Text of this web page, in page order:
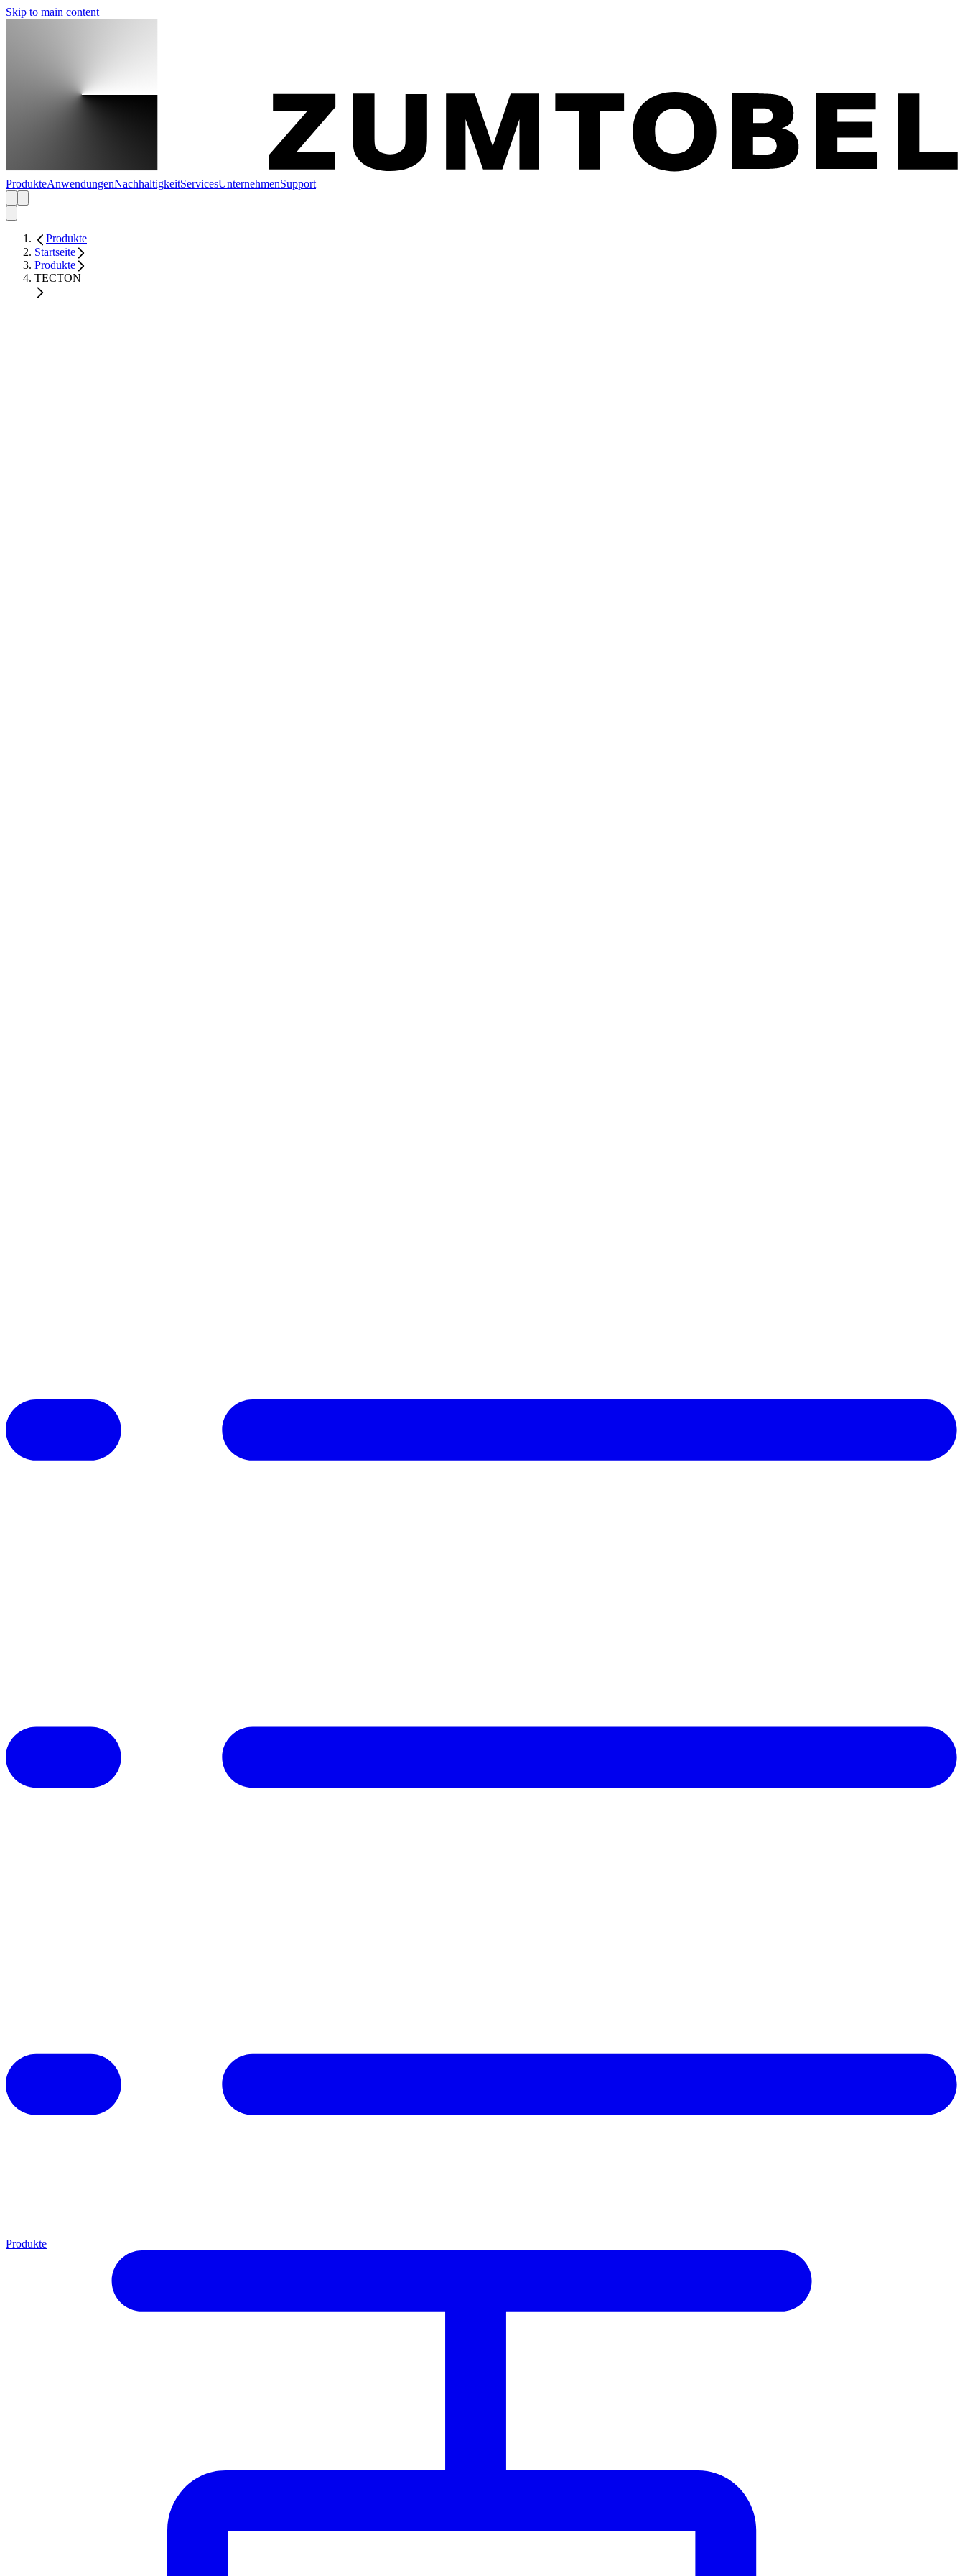
Skip to main content
ProdukteAnwendungenNachhaltigkeitServicesUnternehmenSupport
Produkte
Startseite
Produkte
TECTON
Produkte